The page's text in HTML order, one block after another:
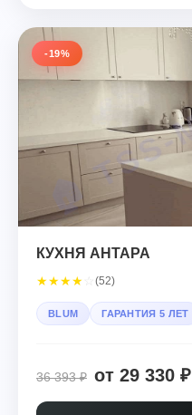
-19%
КУХНЯ АНТАРА
★★★★ (52)
BLUM ГАРАНТИЯ 5 ЛЕТ
36 393 ₽ от 29 330 ₽